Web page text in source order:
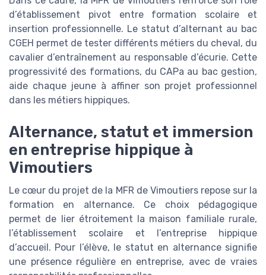
d’établissement pivot entre formation scolaire et
insertion professionnelle. Le statut d’alternant au bac
CGEH permet de tester différents métiers du cheval, du
cavalier d’entraînement au responsable d’écurie. Cette
progressivité des formations, du CAPa au bac gestion,
aide chaque jeune à affiner son projet professionnel
dans les métiers hippiques.
Alternance, statut et immersion
en entreprise hippique à
Vimoutiers
Le cœur du projet de la MFR de Vimoutiers repose sur la
formation en alternance. Ce choix pédagogique
permet de lier étroitement la maison familiale rurale,
l’établissement scolaire et l’entreprise hippique
d’accueil. Pour l’élève, le statut en alternance signifie
une présence régulière en entreprise, avec de vraies